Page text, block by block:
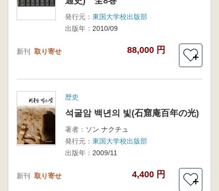
発行元： 東国大学校出版部
出版年： 2010/09
新刊 取り寄せ 88,000 円
＋
歴史
석굴암 백년의 빛(石窟庵百年の光)
著者： ソン ナクチュ
発行元： 東国大学校出版部
出版年： 2009/11
新刊 取り寄せ 4,400 円
＋